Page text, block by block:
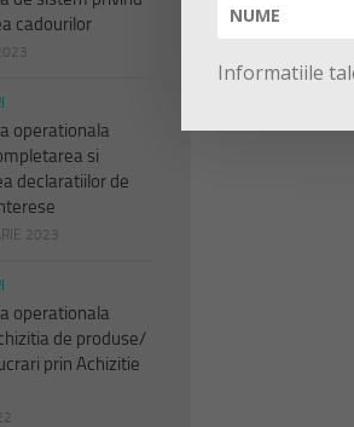
cadourilor
operationala
si
declaratiilor de
2023
operationala
de produse/
prin Achizitie
Informatiile